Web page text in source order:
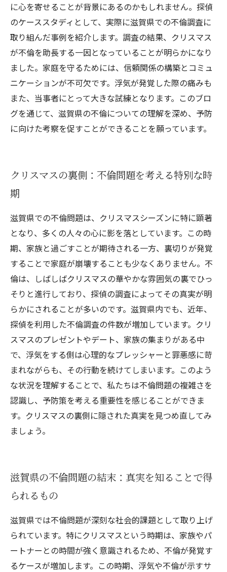
に心を寄せることが背景にあるのかもしれません。探偵
のケーススタディとして、実際に滋賀県での不倫調査に
取り組んだ事例を紹介します。調査の結果、クリスマス
が不倫を助長する一因となっていることが明らかになり
ました。家庭を守るためには、信頼関係の構築とコミュ
ニケーションが不可欠です。浮気が発覚した際の痛みも
また、当事者にとって大きな試練となります。このブロ
グを通じて、滋賀県の不倫についての理解を深め、予防
に向けた考察を促すことができることを願っています。
クリスマスの裏側：不倫問題を考える特別な時
期
滋賀県での不倫問題は、クリスマスシーズンに特に顕著
となり、多くの人々の心に影を落としています。この時
期、家族と過ごすことが期待される一方、裏切りが発覚
することで家庭が崩壊することも少なくありません。不
倫は、しばしばクリスマスの華やかな雰囲気の裏でひっ
そりと進行しており、探偵の調査によってその真実が明
らかにされることが多いのです。滋賀県内でも、近年、
探偵を利用した不倫調査の件数が増加しています。クリ
スマスのプレゼントやデート、家族の集まりがある中
で、浮気をする側は心理的なプレッシャーと罪悪感に苛
まれながらも、その行動を続けてしまいます。このよう
な状況を理解することで、私たちは不倫問題の複雑さを
認識し、予防策を考える重要性を感じることができま
す。クリスマスの裏側に隠された真実を見つめ直してみ
ましょう。
滋賀県の不倫問題の結末：真実を知ることで得
られるもの
滋賀県では不倫問題が深刻な社会的課題として取り上げ
られています。特にクリスマスという時期は、家族やパ
ートナーとの時間が強く意識されるため、不倫が発覚す
るケースが増加します。この時期、浮気や不倫が示すサ